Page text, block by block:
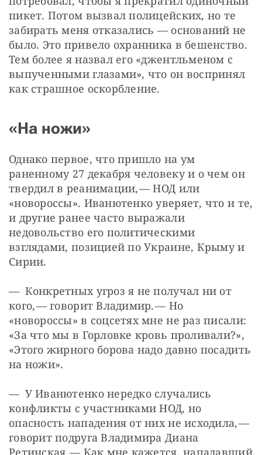
пикет. Потом вызвал полицейских, но те
забирать меня отказались — ​оснований не
было. Это привело охранника в бешенство.
Тем более я назвал его «джентльменом с
выпученными глазами», что он воспринял
как страшное оскорбление.
«На ножи»
Однако первое, что пришло на ум
раненному 27 декабря человеку и о чем он
твердил в реанимации, — ​НОД или
«новороссы». Иванютенко уверяет, что и те,
и другие ранее часто выражали
недовольство его политическими
взглядами, позицией по Украине, Крыму и
Сирии.
— Конкретных угроз я не получал ни от
кого, — ​говорит Владимир. — ​Но
«новороссы» в соцсетях мне не раз писали:
«За что мы в Горловке кровь проливали?»,
«Этого жирного борова надо давно посадить
на ножи».
— У Иванютенко нередко случались
конфликты с участниками НОД, но
опасность нападения от них не исходила, — ​
говорит подруга Владимира Диана
Ретинская. — ​Как мне кажется, нападавший